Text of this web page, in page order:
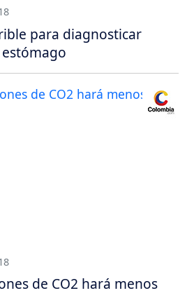
para diagnosticar
de CO2 hará menos